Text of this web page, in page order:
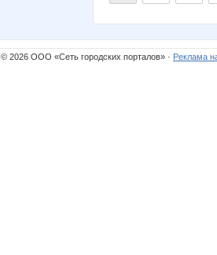
© 2026 ООО «Сеть городских порталов» · Реклама